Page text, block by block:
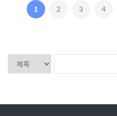
1 2 3 4